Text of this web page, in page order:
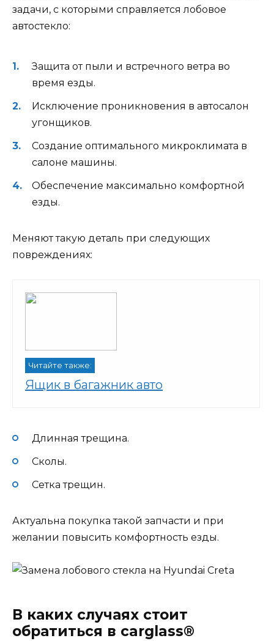
задачи, с которыми справляется лобовое
автостекло:
Защита от пыли и встречного ветра во
время езды.
Исключение проникновения в автосалон
угонщиков.
Создание оптимального микроклимата в
салоне машины.
Обеспечение максимально комфортной
езды.
Меняют такую деталь при следующих
повреждениях:
Читайте также:
Ящик в багажник авто
Длинная трещина.
Сколы.
Сетка трещин.
Актуальна покупка такой запчасти и при
желании повысить комфортность езды.
В каких случаях стоит
обратиться в carglass®